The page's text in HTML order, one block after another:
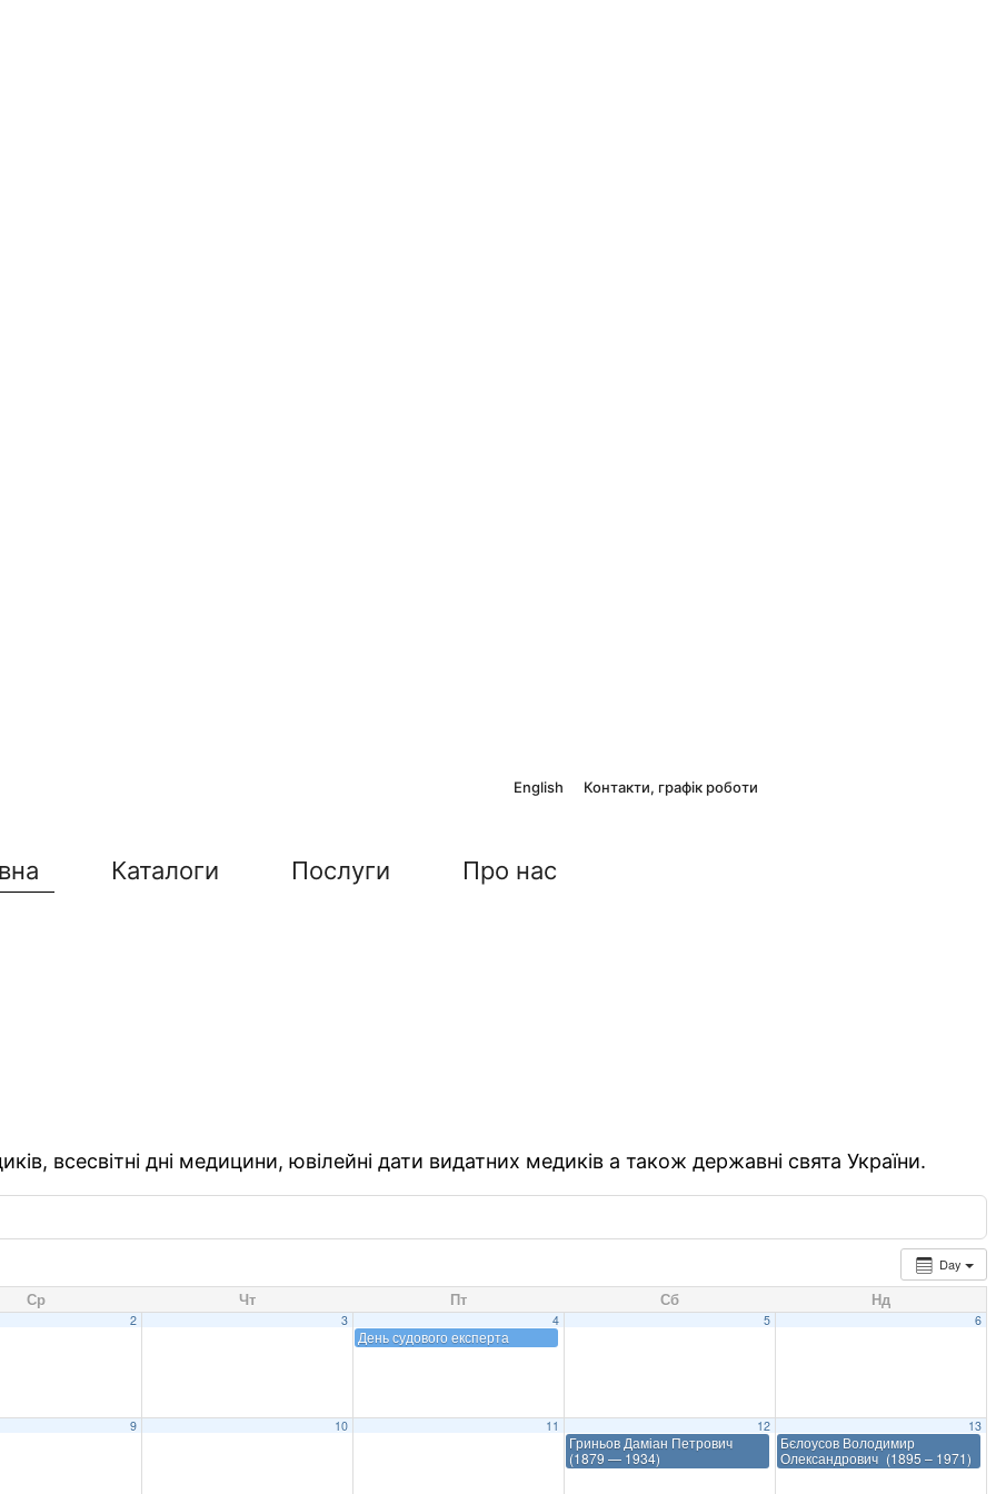
English Контакти, графік роботи
Каталоги Послуги Про нас
всесвітні дні медицини, ювілейні дати видатних медиків а також державні свята України.
Day
Ср Чт Пт Сб Нд
2 3 4
День судового експерта
5 6
9 10 11 12
Гриньов Даміан Петрович
(1879 — 1934)
13
Бєлоусов Володимир
Олександрович (1895 – 1971)